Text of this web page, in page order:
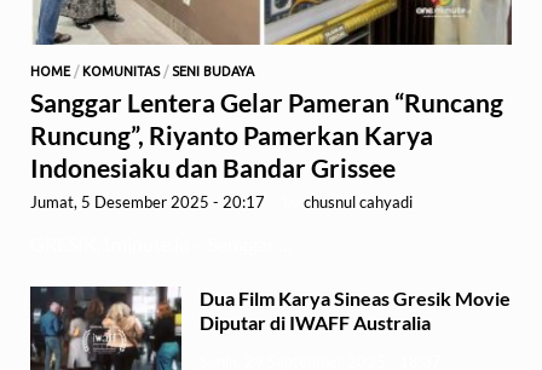
HOME / KOMUNITAS/ SENI BUDAYA
Sanggar Lentera Gelar Pameran “Runcang
Runcung”, Riyanto Pamerkan Karya
Indonesiaku dan Bandar Grissee
Jumat, 5 Desember 2025 - 20:17 chusnul cahyadi
Dua Film Karya Sineas Gresik Movie
Diputar di IWAFF Australia